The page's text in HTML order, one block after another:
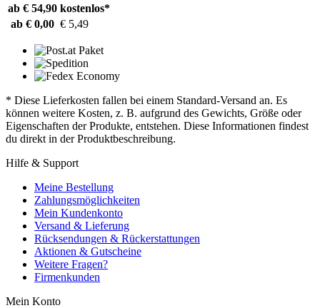
ab € 54,90 kostenlos*
ab € 0,00 € 5,49
* Diese Lieferkosten fallen bei einem Standard-Versand an. Es
können weitere Kosten, z. B. aufgrund des Gewichts, Größe oder
Eigenschaften der Produkte, entstehen. Diese Informationen findest
du direkt in der Produktbeschreibung.
Hilfe & Support
Meine Bestellung
Zahlungsmöglichkeiten
Mein Kundenkonto
Versand & Lieferung
Rücksendungen & Rückerstattungen
Aktionen & Gutscheine
Weitere Fragen?
Firmenkunden
Mein Konto